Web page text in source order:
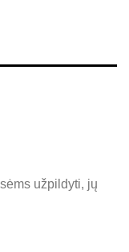
užpildyti, jų